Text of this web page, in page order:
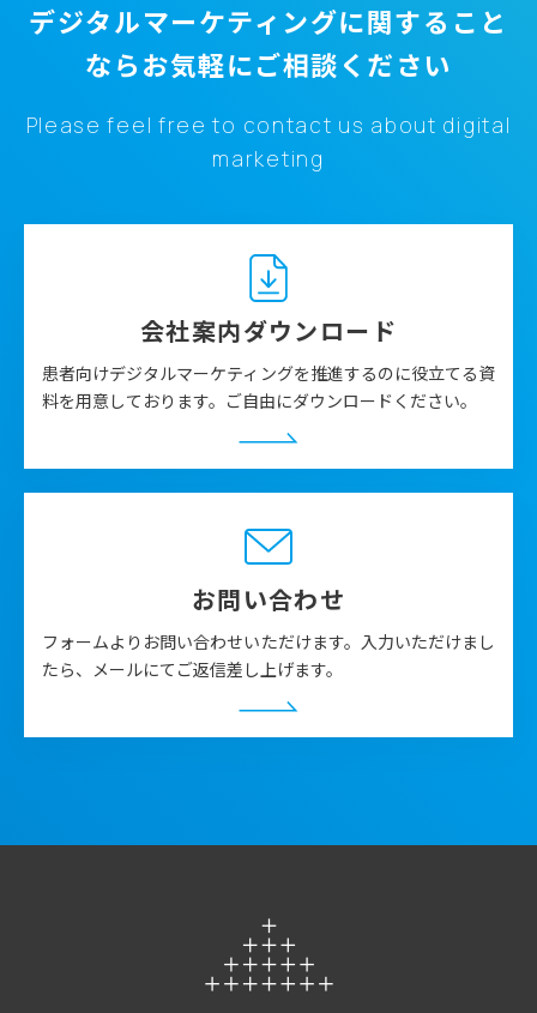
サイト（の運営企業）を中心に3〜4割程度の下落となっ
ています。
エムスリーは11月ごろに株価が約3割下がり、その後は
半値戻しのような状況です。11月の決算では、「MR
君」などで知られる製薬企業向けのマーケティング支援
てAfterコロナとなり、市場環境がかなり変化してきた
ことが鮮明になりました。
今の時価総額は約1兆円弱ですがバリュエーションが
PER20～21倍であることを逆算すると、営業利益は一桁
援は「今年は減収で、来期は少し伸びる」程度の水準を
を目指していたBeforeコロナの時期と比べると、状況が
一方、同じく上場しているJMDCのような医療データの
マーケットは昨年後半まで下落していました。医療デー
タは継続的に市場を拡大していて、規模が100億円以上
ータ企業の時価総額は徐々に成長率が落ち着くシナリオ
2024年のヘルステック・デジタルヘルス 振
デジタルマーケティングに関すること
ならお気軽にご相談ください
Please feel free to contact us about digital
marketing
会社案内ダウンロード
患者向けデジタルマーケティングを推進するのに役立てる資
料を用意しております。ご自由にダウンロードください。
お問い合わせ
フォームよりお問い合わせいただけます。入力いただけまし
たら、メールにてご返信差し上げます。